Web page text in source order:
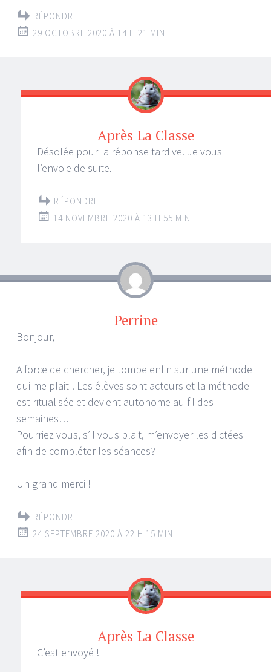
RÉPONDRE
29 OCTOBRE 2020 À 14 H 21 MIN
Après La Classe
Désolée pour la réponse tardive. Je vous
l’envoie de suite.
RÉPONDRE
14 NOVEMBRE 2020 À 13 H 55 MIN
Perrine
Bonjour,
A force de chercher, je tombe enfin sur une méthode
qui me plait ! Les élèves sont acteurs et la méthode
est ritualisée et devient autonome au fil des
semaines…
Pourriez vous, s’il vous plait, m’envoyer les dictées
afin de compléter les séances?
Un grand merci !
RÉPONDRE
24 SEPTEMBRE 2020 À 22 H 15 MIN
Après La Classe
C’est envoyé !